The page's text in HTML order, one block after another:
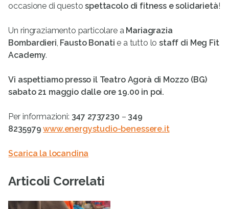
occasione di questospettacolo di fitness e solidarietà!
Un ringraziamento particolare a Mariagrazia
Bombardieri, Fausto Bonati e a tutto lostaff di Meg Fit
Academy.
Vi aspettiamo presso il Teatro Agorà di Mozzo (BG)
sabato 21 maggio dalle ore 19.00 in poi.
Per informazioni: 347 2737230 – 349
8235979www.energystudio-benessere.it
Scarica la locandina
Articoli Correlati